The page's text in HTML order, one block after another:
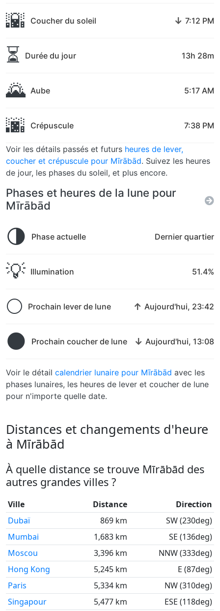
🌇 Coucher du soleil ↓ 7:12 PM
⏳ Durée du jour 13h 28m
🌄 Aube 5:17 AM
🌆 Crépuscule 7:38 PM
Voir les détails passés et futurs heures de lever,
coucher et crépuscule pour Mīrābād. Suivez les heures
de jour, les phases du soleil, et plus encore.
Phases et heures de la lune pour
Mīrābād
🌗 Phase actuelle Dernier quartier
💡 Illumination 51.4%
🌕 Prochain lever de lune ↑ Aujourd'hui, 23:42
🌑 Prochain coucher de lune ↓ Aujourd'hui, 13:08
Voir le détail calendrier lunaire pour Mīrābād avec les
phases lunaires, les heures de lever et coucher de lune
pour n'importe quelle date.
Distances et changements d'heure
à Mīrābād
À quelle distance se trouve Mīrābād des
autres grandes villes ?
Ville Distance
Direction
Dubaï
869 km
SW (230deg)
Mumbai
1,683 km
SE (136deg)
Moscou
3,396 km
NNW (333deg)
Hong Kong
5,245 km
E (87deg)
Paris
5,334 km
NW (310deg)
Singapour
5,477 km ESE (118deg)